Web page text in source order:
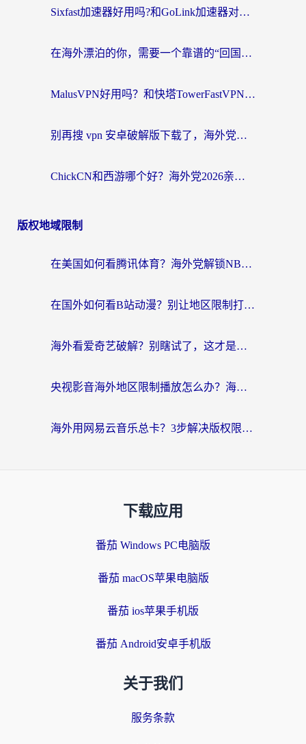
Sixfast加速器好用吗?和GoLink加速器对比哪个回国效果更好?海外党亲测实用指南
在海外漂泊的你，需要一个靠谱的“回国机场”
MalusVPN好用吗？和快塔TowerFastVPN对比哪个回国效果更好？海外党亲测实用指南
别再搜 vpn 安卓破解版下载了，海外党回国上网的正确姿势在这里
ChickCN和西游哪个好？海外党2026亲测回国加速器选择指南（附expressvpn中国对比）
版权地域限制
在美国如何看腾讯体育？海外党解锁NBA欧洲杯直播的终极攻略
在国外如何看B站动漫？别让地区限制打断你的追番节奏
海外看爱奇艺破解？别瞎试了，这才是留学生华人追剧看球的正确打开方式
央视影音海外地区限制播放怎么办？海外党亲测有效的回国加速指南
海外用网易云音乐总卡？3步解决版权限制+卡顿，还能听喜马拉雅！
下载应用
番茄 Windows PC电脑版
番茄 macOS苹果电脑版
番茄 ios苹果手机版
番茄 Android安卓手机版
关于我们
服务条款